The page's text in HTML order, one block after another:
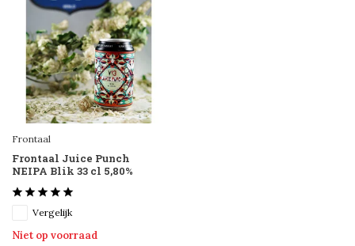
Frontaal
Frontaal Juice Punch
NEIPA Blik 33 cl 5,80%
Vergelijk
Niet op voorraad